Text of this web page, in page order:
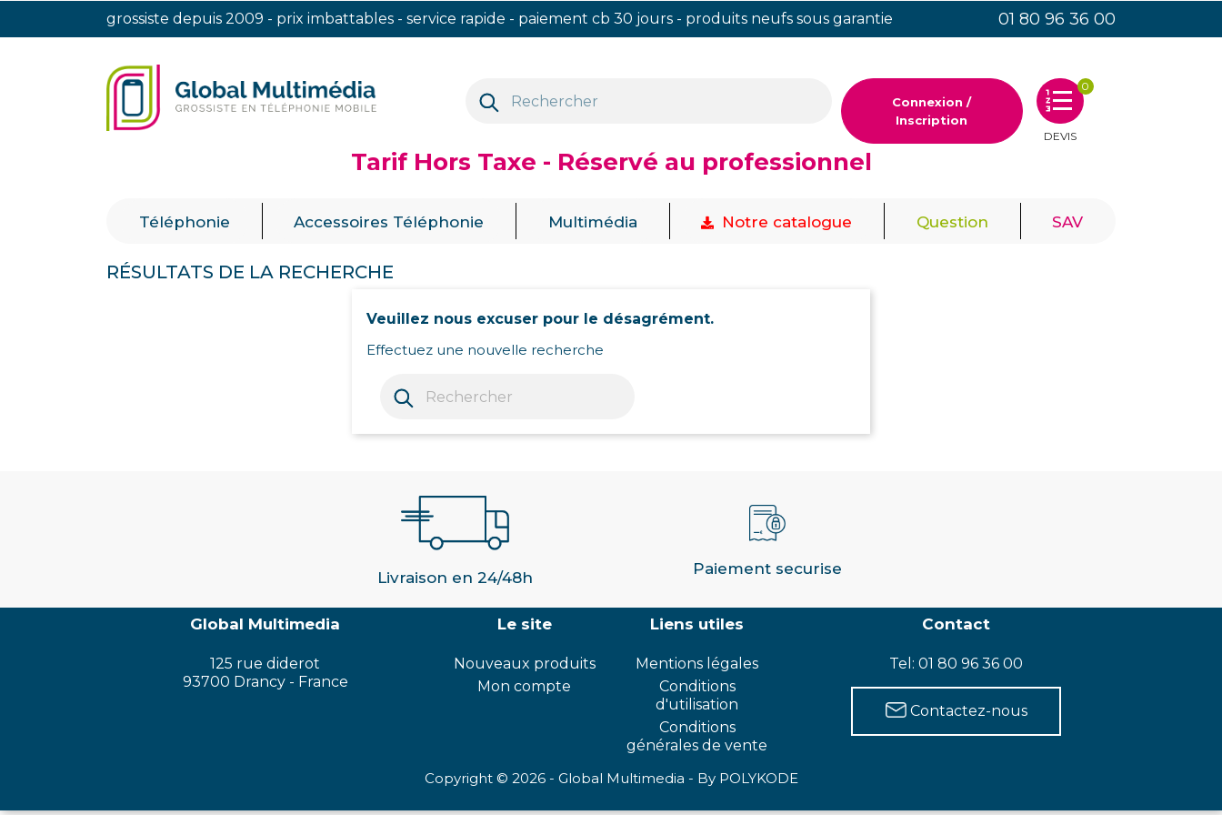
grossiste depuis 2009 - prix imbattables - service rapide - paiement cb 30 jours - produits neufs sous garantie 01 80 96 36 00
Connexion /
Inscription
0
DEVIS
Tarif Hors Taxe - Réservé au professionnel
Téléphonie Accessoires Téléphonie Multimédia Notre catalogue Question SAV
RÉSULTATS DE LA RECHERCHE
Veuillez nous excuser pour le désagrément.
Effectuez une nouvelle recherche
Livraison en 24/48h Paiement securise
Le site
Nouveaux produits
Mon compte
Liens utiles
Mentions légales
Conditions
d'utilisation
Conditions
générales de vente
Global Multimedia
125 rue diderot
93700 Drancy - France
Contact
Tel: 01 80 96 36 00
Contactez-nous
Copyright © 2026 - Global Multimedia - By POLYKODE